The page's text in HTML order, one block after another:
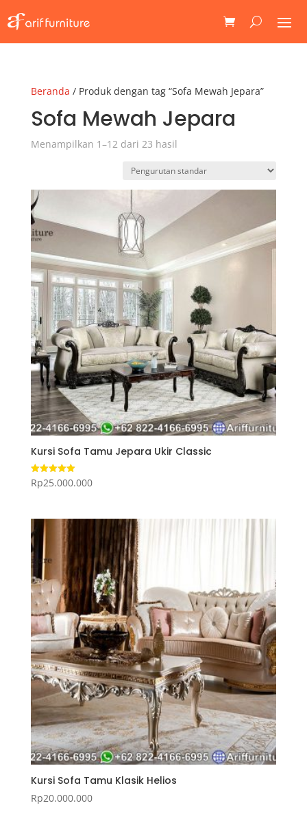
Beranda / Produk dengan tag “Sofa Mewah Jepara”
Sofa Mewah Jepara
Menampilkan 1–12 dari 23 hasil
Kursi Sofa Tamu Jepara Ukir Classic
Dinilai
5.00
Rp25.000.000
Kursi Sofa Tamu Klasik Helios
Rp20.000.000